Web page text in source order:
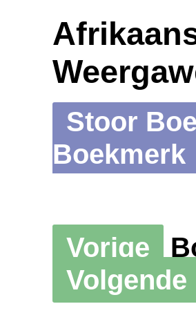
Stoor
Boekmerk
Vorige
Volgende